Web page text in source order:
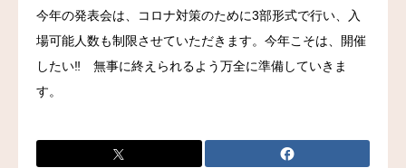
今年の発表会は、コロナ対策のために3部形式で行い、入
場可能人数も制限させていただきます。今年こそは、開催
したい‼ 無事に終えられるよう万全に準備していきま
す。
教室概要
よくある質問